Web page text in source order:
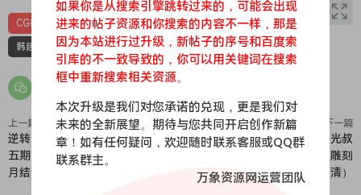
CG教程 maya建模 zbrush教程 深夜学院韩建毅
韩建毅第5期
上一篇
逆转未来小被子产品渲染训练营第
五期KEYSHOT（不加密2020年8
月结课没素材）
下一篇
zbrush魔型志第三期网络班光叔
强哥次世代游戏全流程建模雕刻
（画质高清）
如果你是从搜索引擎跳转过来的，可能会出现
进来的帖子资源和你搜索的内容不一样，那是
因为本站进行过升级，新帖子的序号和百度索
引库的不一致导致的，你可以用关键词在搜索
框中重新搜索相关资源。
本次升级是我们对您承诺的兑现，更是我们对
未来的全新展望。期待与您共同开启创作新篇
章！如有任何疑问，欢迎随时联系客服或QQ群
联系群主。
万象资源网运营团队